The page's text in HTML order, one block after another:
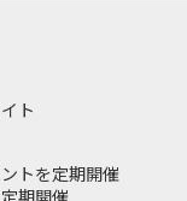
ト
トを定期開催